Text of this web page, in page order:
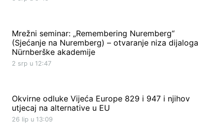
Mrežni seminar: „Remembering Nuremberg“
(Sjećanje na Nuremberg) – otvaranje niza dijaloga
Nürnberške akademije
2 srp u 12:47
Okvirne odluke Vijeća Europe 829 i 947 i njihov
utjecaj na alternative u EU
26 lip u 13:09